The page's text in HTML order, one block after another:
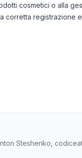
cosmetici o alla
corretta registrazione
Steshenko,